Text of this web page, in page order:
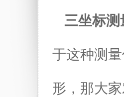
三坐标测
于这种测
形，那大